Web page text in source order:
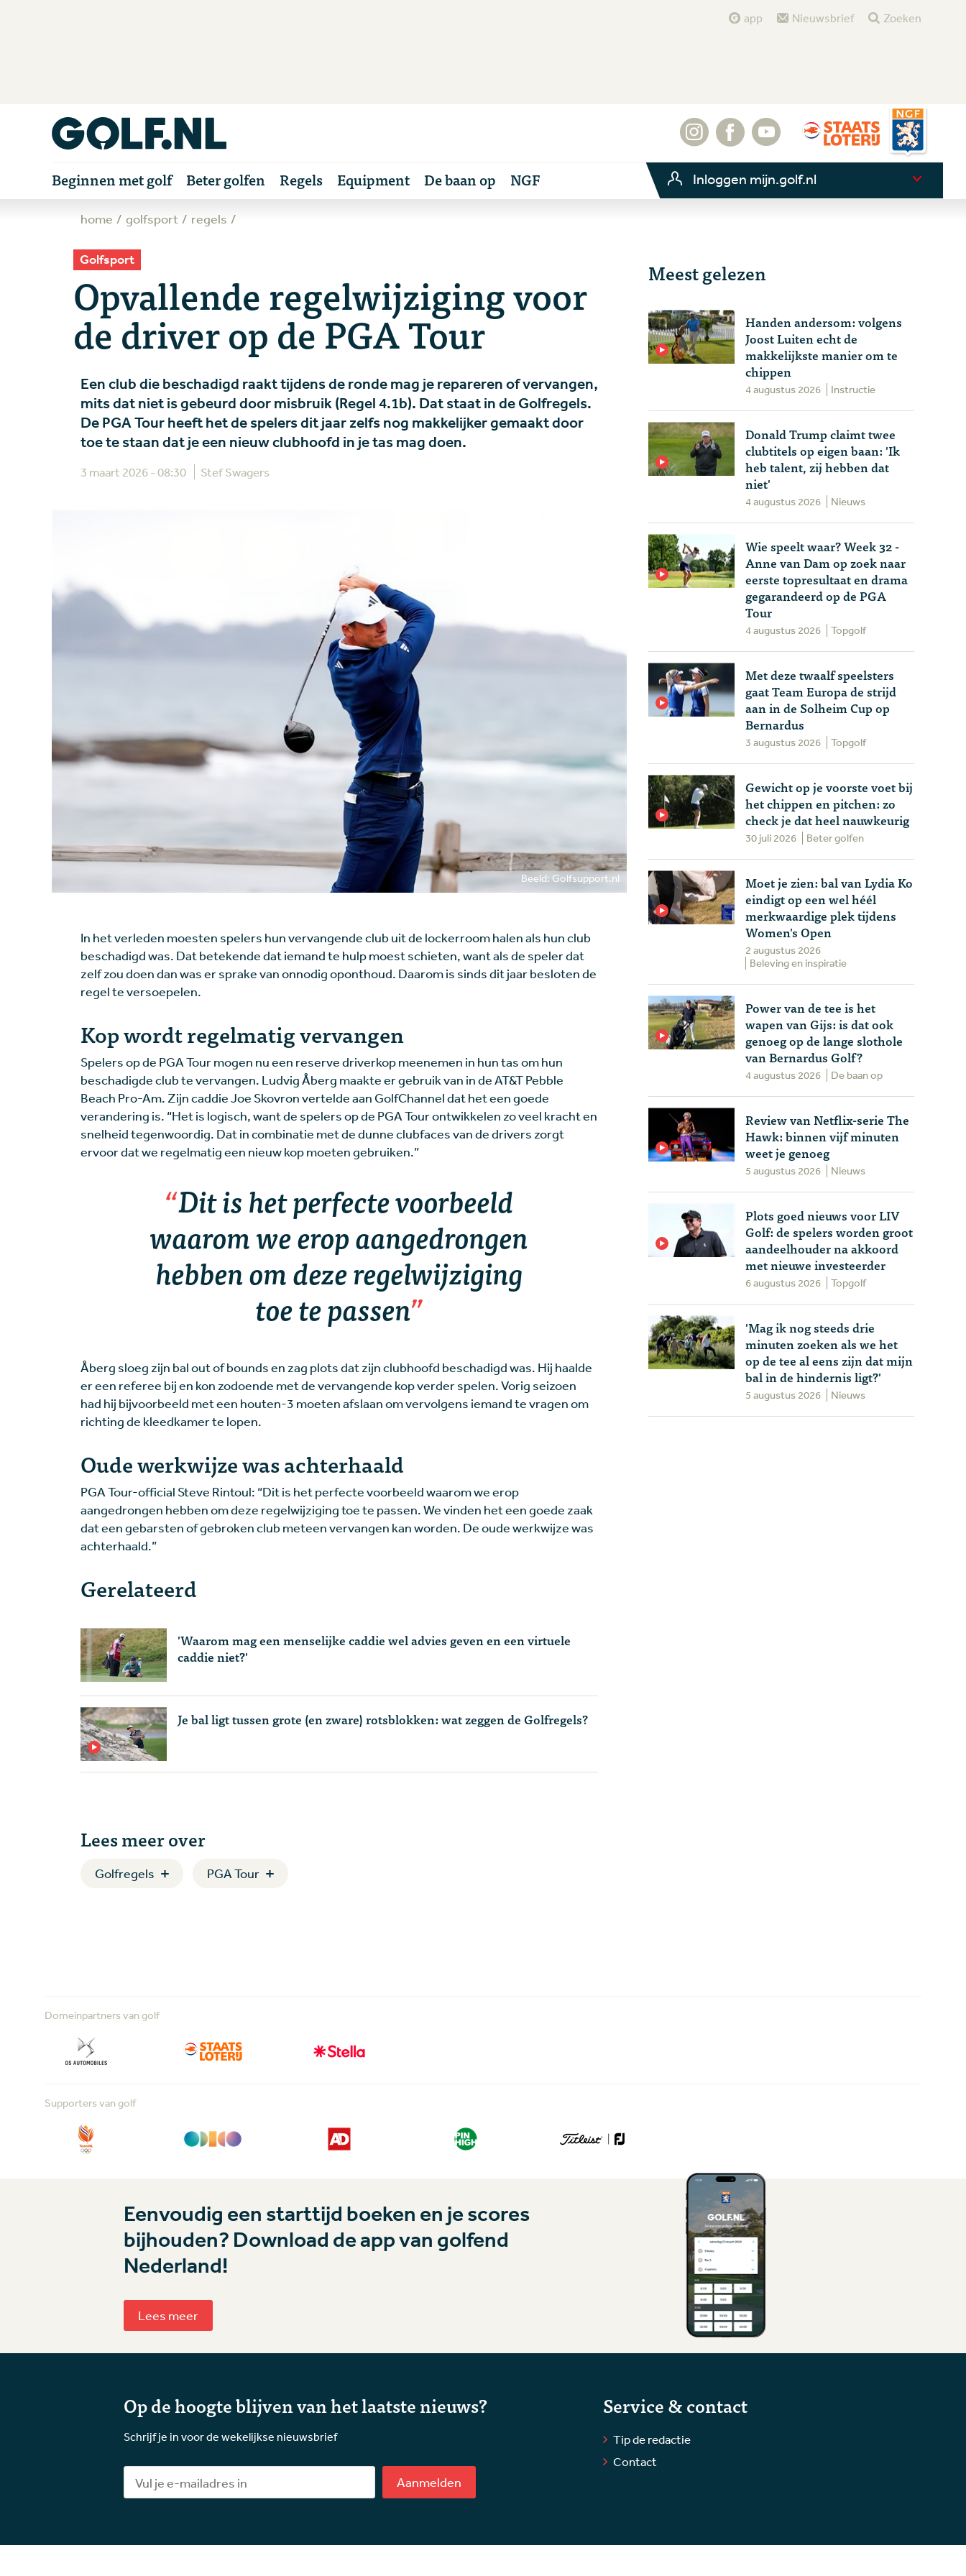
app Nieuwsbrief Zoeken
Beginnen met golf Beter golfen Regels Equipment De baan op NGF Inloggen mijn.golf.nl
home golfsport regels
Golfsport
Opvallende regelwijziging voor
de driver op de PGA Tour
Een club die beschadigd raakt tijdens de ronde mag je repareren of vervangen,
mits dat niet is gebeurd door misbruik (Regel 4.1b). Dat staat in de Golfregels.
De PGA Tour heeft het de spelers dit jaar zelfs nog makkelijker gemaakt door
toe te staan dat je een nieuw clubhoofd in je tas mag doen.
3 maart 2026 - 08:30 Stef Swagers
Beeld: Golfsupport.nl
In het verleden moesten spelers hun vervangende club uit de lockerroom halen als hun club
beschadigd was. Dat betekende dat iemand te hulp moest schieten, want als de speler dat
zelf zou doen dan was er sprake van onnodig oponthoud. Daarom is sinds dit jaar besloten de
regel te versoepelen.
Kop wordt regelmatig vervangen
Spelers op de PGA Tour mogen nu een reserve driverkop meenemen in hun tas om hun
beschadigde club te vervangen. Ludvig Åberg maakte er gebruik van in de AT&T Pebble
Beach Pro-Am. Zijn caddie Joe Skovron vertelde aan GolfChannel dat het een goede
verandering is. “Het is logisch, want de spelers op de PGA Tour ontwikkelen zo veel kracht en
snelheid tegenwoordig. Dat in combinatie met de dunne clubfaces van de drivers zorgt
ervoor dat we regelmatig een nieuw kop moeten gebruiken.”
Dit is het perfecte voorbeeld
waarom we erop aangedrongen
hebben om deze regelwijziging
toe te passen
Åberg sloeg zijn bal out of bounds en zag plots dat zijn clubhoofd beschadigd was. Hij haalde
er een referee bij en kon zodoende met de vervangende kop verder spelen. Vorig seizoen
had hij bijvoorbeeld met een houten-3 moeten afslaan om vervolgens iemand te vragen om
richting de kleedkamer te lopen.
Oude werkwijze was achterhaald
PGA Tour-official Steve Rintoul: “Dit is het perfecte voorbeeld waarom we erop
aangedrongen hebben om deze regelwijziging toe te passen. We vinden het een goede zaak
dat een gebarsten of gebroken club meteen vervangen kan worden. De oude werkwijze was
achterhaald.”
Gerelateerd
'Waarom mag een menselijke caddie wel advies geven en een virtuele
caddie niet?'
Je bal ligt tussen grote (en zware) rotsblokken: wat zeggen de Golfregels?
Lees meer over
Golfregels PGA Tour
Meest gelezen
Handen andersom: volgens
Joost Luiten echt de
makkelijkste manier om te
chippen
4 augustus 2026 Instructie
Donald Trump claimt twee
clubtitels op eigen baan: 'Ik
heb talent, zij hebben dat
niet'
4 augustus 2026 Nieuws
Wie speelt waar? Week 32 -
Anne van Dam op zoek naar
eerste topresultaat en drama
gegarandeerd op de PGA
Tour
4 augustus 2026 Topgolf
Met deze twaalf speelsters
gaat Team Europa de strijd
aan in de Solheim Cup op
Bernardus
3 augustus 2026 Topgolf
Gewicht op je voorste voet bij
het chippen en pitchen: zo
check je dat heel nauwkeurig
30 juli 2026 Beter golfen
Moet je zien: bal van Lydia Ko
eindigt op een wel héél
merkwaardige plek tijdens
Women's Open
2 augustus 2026
Beleving en inspiratie
Power van de tee is het
wapen van Gijs: is dat ook
genoeg op de lange slothole
van Bernardus Golf?
4 augustus 2026 De baan op
Review van Netflix-serie The
Hawk: binnen vijf minuten
weet je genoeg
5 augustus 2026 Nieuws
Plots goed nieuws voor LIV
Golf: de spelers worden groot
aandeelhouder na akkoord
met nieuwe investeerder
6 augustus 2026 Topgolf
'Mag ik nog steeds drie
minuten zoeken als we het
op de tee al eens zijn dat mijn
bal in de hindernis ligt?'
5 augustus 2026 Nieuws
Domeinpartners van golf
Supporters van golf
Eenvoudig een starttijd boeken en je scores
bijhouden? Download de app van golfend
Nederland!
Lees meer
Op de hoogte blijven van het laatste nieuws?
Schrijf je in voor de wekelijkse nieuwsbrief
Aanmelden
Service & contact
Tip de redactie
Contact